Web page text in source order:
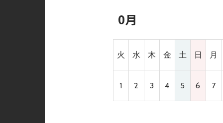
0月
火 水 木 金 土 日 月
1 2 3 4 5 6 7